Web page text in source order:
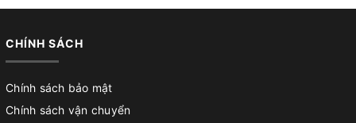
CHÍNH SÁCH
Chính sách bảo mật
Chính sách vận chuyển